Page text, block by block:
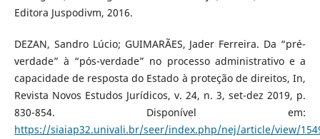
Editora Juspodivm, 2016.
DEZAN, Sandro Lúcio; GUIMARÃES, Jader Ferreira. Da “pré-
verdade” à “pós-verdade” no processo administrativo e a
capacidade de resposta do Estado à proteção de direitos, In,
Revista Novos Estudos Jurídicos, v. 24, n. 3, set-dez 2019, p.
830-854. Disponível em:
https://siaiap32.univali.br/seer/index.php/nej/article/view/